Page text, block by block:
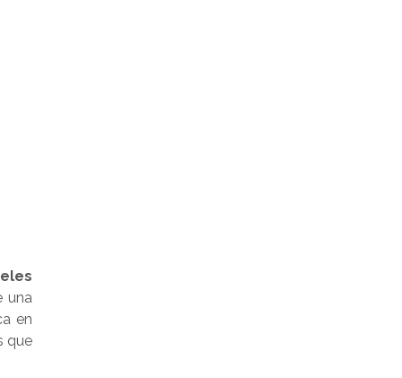
una
en
que